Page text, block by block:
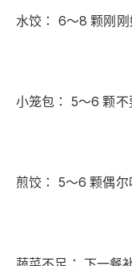
水饺： 6～8 颗刚刚
小笼包： 5～6 颗不
煎饺： 5～6 颗偶尔